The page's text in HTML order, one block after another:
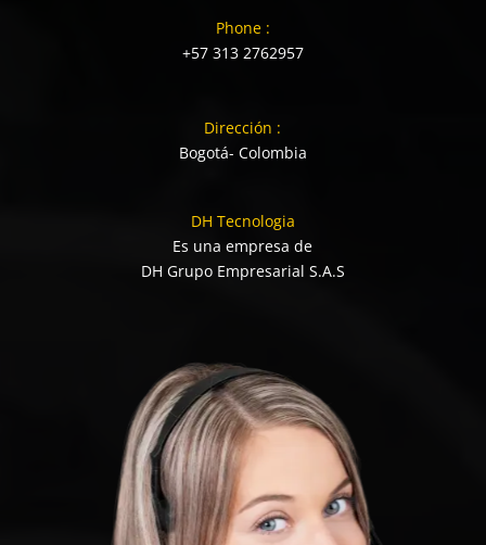
Phone :
+57 313 2762957
Dirección :
Bogotá- Colombia
DH Tecnologia
Es una empresa de
DH Grupo Empresarial S.A.S